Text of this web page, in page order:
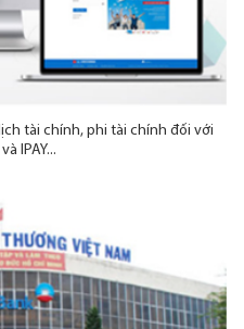
tài chính, phi tài chính đối với
IPAY...